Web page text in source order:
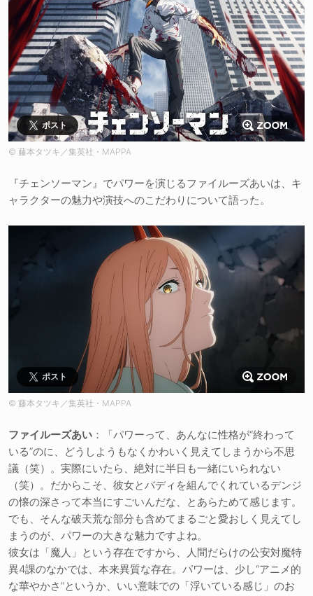
ポスト
© 藤本タツキ／集英社・MAPPA
『チェンソーマン』でパワーを演じるファイルーズあいは、キ
ャラクターの魅力や演技へのこだわりについて語った。
ポスト
© 藤本タツキ／集英社・MAPPA
ファイルーズあい ：「パワーって、あんなに性格が“終わって
いる”のに、どうしようもなくかわいく見えてしまうから不思
議（笑）。実際にいたら、絶対に半日も一緒にいられない
（笑）。だからこそ、彼女とバディを組んでくれているデンジ
の懐の深さって本当にすごいんだな、とあらためて感じます。
でも、そんな破天荒な部分も含めてまるごと愛おしく見えてし
まうのが、パワーの大きな魅力ですよね。
彼女は「魔人」という存在ですから、人間だらけの公安対魔特
異4課のなかでは、本来異質な存在。パワーは、少し“アニメ的
な華やかさ”というか、いい意味での「浮いている感じ」のお